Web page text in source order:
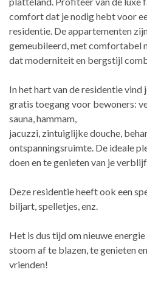
comfort dat je nodig hebt voor
residentie. De appartementen
gemeubileerd, met comfortabel
dat moderniteit en bergstijl
In het hart van de residentie vind
gratis toegang voor bewoners:
sauna, hammam,
jacuzzi, zintuiglijke douche,
ontspanningsruimte. De ideale
doen en te genieten van je
Deze residentie heeft ook een
biljart, spelletjes, enz.
Het is dus tijd om nieuwe
stoom af te blazen, te genieten
vrienden!